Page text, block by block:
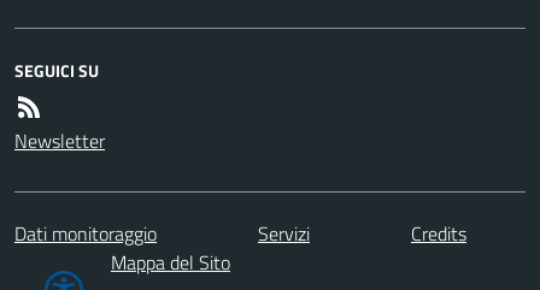
SEGUICI SU
Newsletter
Dati monitoraggio Servizi
Credits
Mappa del Sito